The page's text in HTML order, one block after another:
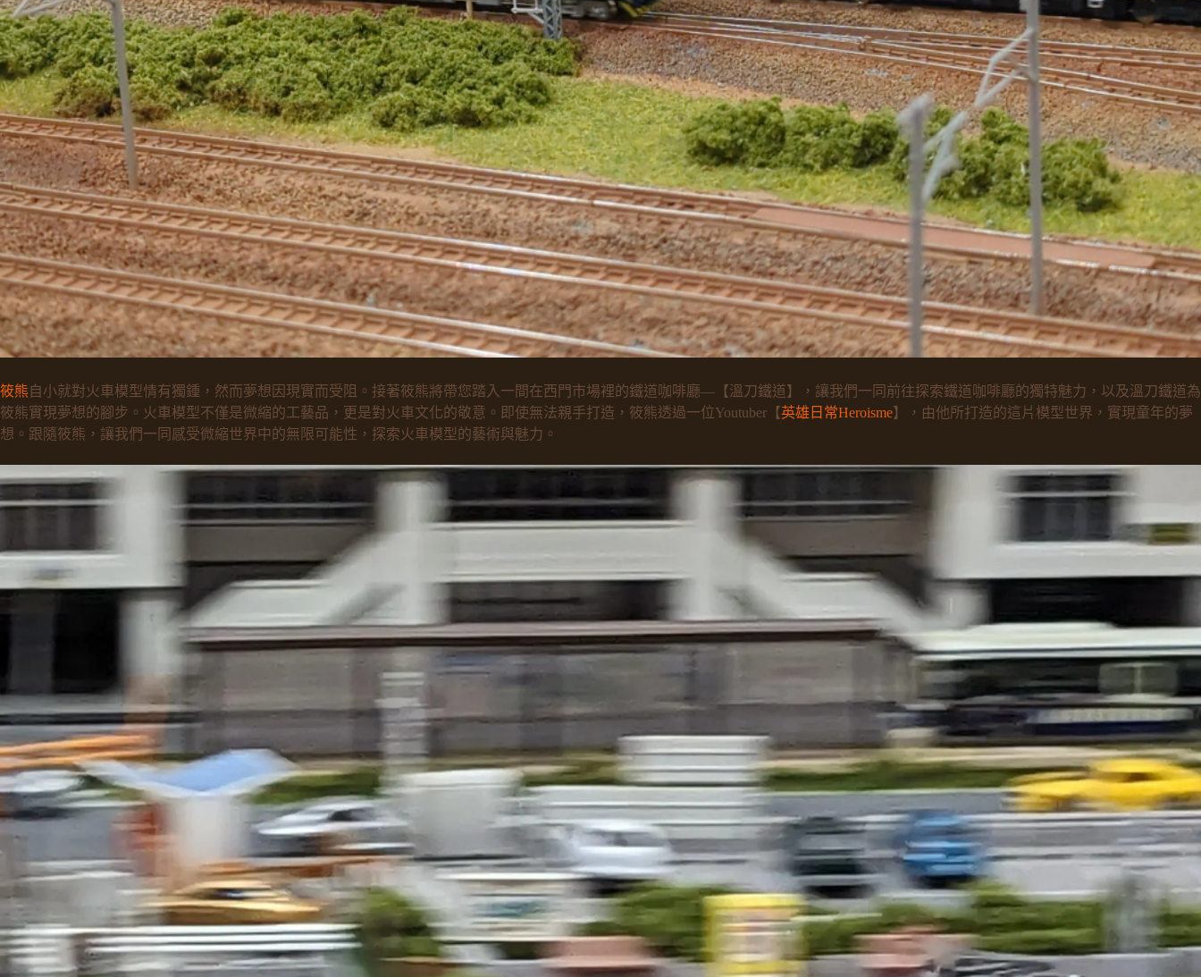
筱熊 自小就對火車模型情有獨鍾，然而夢想因現實而受阻。接著筱熊將帶您踏入一間在西門市場裡的鐵道咖啡廳—【溫刀鐵道】，讓我們一同前往探索鐵道咖啡廳的獨特魅力，以及溫刀鐵道為
筱熊實現夢想的腳步。火車模型不僅是微縮的工藝品，更是對火車文化的敬意。即使無法親手打造，筱熊透過一位Youtuber【英雄日常Heroisme】，由他所打造的這片模型世界，實現童年的夢
想。跟隨筱熊，讓我們一同感受微縮世界中的無限可能性，探索火車模型的藝術與魅力。